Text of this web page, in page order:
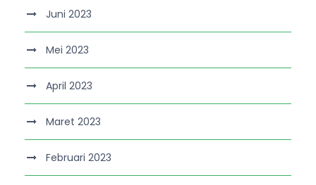
Juni 2023
Mei 2023
April 2023
Maret 2023
Februari 2023